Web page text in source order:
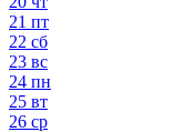
21 пт
22 сб
23 вс
24 пн
25 вт
26 ср